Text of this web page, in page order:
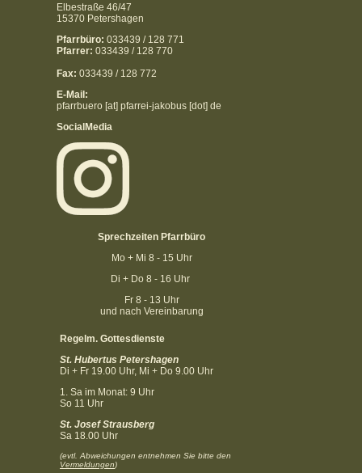
Elbestraße 46/47
15370 Petershagen
Pfarrbüro: 033439 / 128 771
Pfarrer: 033439 / 128 770
Fax: 033439 / 128 772
E-Mail:
pfarrbuero [at] pfarrei-jakobus [dot] de
SocialMedia
Sprechzeiten Pfarrbüro
Mo + Mi 8 - 15 Uhr
Di + Do 8 - 16 Uhr
Fr 8 - 13 Uhr
und nach Vereinbarung
Regelm. Gottesdienste
St. Hubertus Petershagen
Di + Fr 19.00 Uhr, Mi + Do 9.00 Uhr
1. Sa im Monat: 9 Uhr
So 11 Uhr
St. Josef Strausberg
Sa 18.00 Uhr
(evtl. Abweichungen entnehmen Sie bitte den
Vermeldungen)